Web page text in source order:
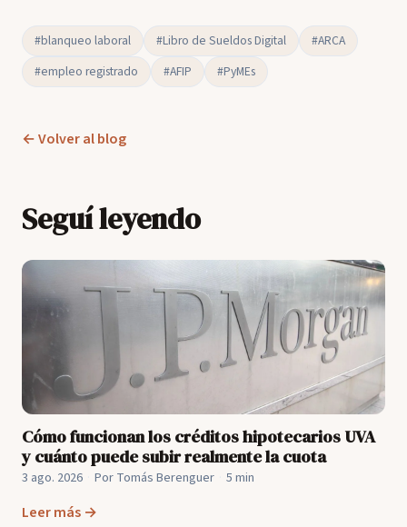
#blanqueo laboral #Libro de Sueldos Digital
#ARCA
#empleo registrado
#AFIP #PyMEs
← Volver al blog
Seguí leyendo
Cómo funcionan los créditos hipotecarios UVA
y cuánto puede subir realmente la cuota
3 ago. 2026 Por Tomás Berenguer 5 min
Leer más →